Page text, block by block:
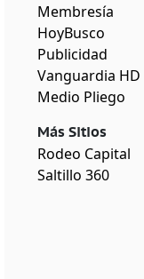
Membresía
HoyBusco
Publicidad
Vanguardia HD
Medio Pliego
Más Sitios
Rodeo Capital
Saltillo 360